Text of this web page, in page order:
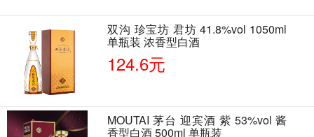
双沟 珍宝坊 君坊 41.8%vol 1050ml
单瓶装 浓香型白酒
124.6元
MOUTAI 茅台 迎宾酒 紫 53%vol 酱
香型白酒 500ml 单瓶装